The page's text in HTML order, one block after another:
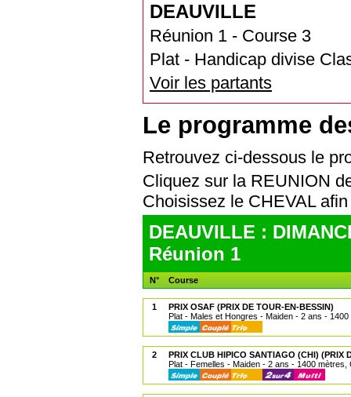
DEAUVILLE
Réunion 1 - Course 3
Plat - Handicap divise
Voir les partants
Le programme
Retrouvez ci-dessous le
Cliquez sur la REUNION
Choisissez le CHEVAL
DEAUVILLE :
Réunion 1
N° Course
1
PRIX OSAF (PRIX DE TOUR-EN-BESSIN)
Plat - Males et Hongres - Maiden - 2 ans -
2
PRIX CLUB HIPICO SANTIAGO (CHI) (PRIX
Plat - Femelles - Maiden - 2 ans - 1400 mètres,